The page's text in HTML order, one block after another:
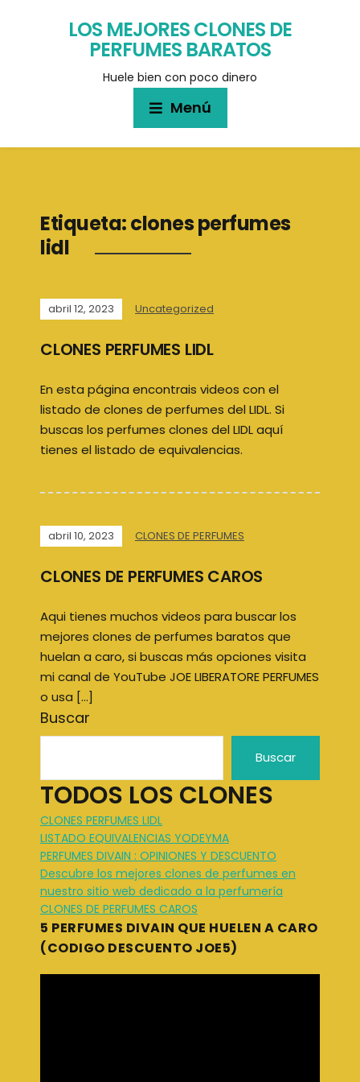
LOS MEJORES CLONES DE
PERFUMES BARATOS
Huele bien con poco dinero
Menú
Etiqueta:clones perfumes
lidl
abril 12, 2023 Uncategorized
CLONES PERFUMES LIDL
En esta página encontrais videos con el
listado de clones de perfumes del LIDL. Si
buscas los perfumes clones del LIDL aquí
tienes el listado de equivalencias.
abril 10, 2023 CLONES DE PERFUMES
CLONES DE PERFUMES CAROS
Aqui tienes muchos videos para buscar los
mejores clones de perfumes baratos que
huelan a caro, si buscas más opciones visita
mi canal de YouTube JOE LIBERATORE PERFUMES
o usa […]
Buscar
Buscar
TODOS LOS CLONES
CLONES PERFUMES LIDL
LISTADO EQUIVALENCIAS YODEYMA
PERFUMES DIVAIN : OPINIONES Y DESCUENTO
Descubre los mejores clones de perfumes en
nuestro sitio web dedicado a la perfumería
CLONES DE PERFUMES CAROS
5 PERFUMES DIVAIN QUE HUELEN A CARO
(CODIGO DESCUENTO JOE5)